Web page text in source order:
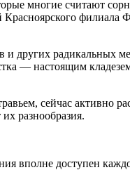
многие считают
Красноярского
других радикальных
— настоящим
сейчас активно
разнообразия.
вполне доступен